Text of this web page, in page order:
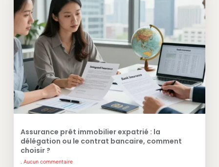
Assurance prêt immobilier expatrié : la
délégation ou le contrat bancaire, comment
choisir ?
Aucun commentaire